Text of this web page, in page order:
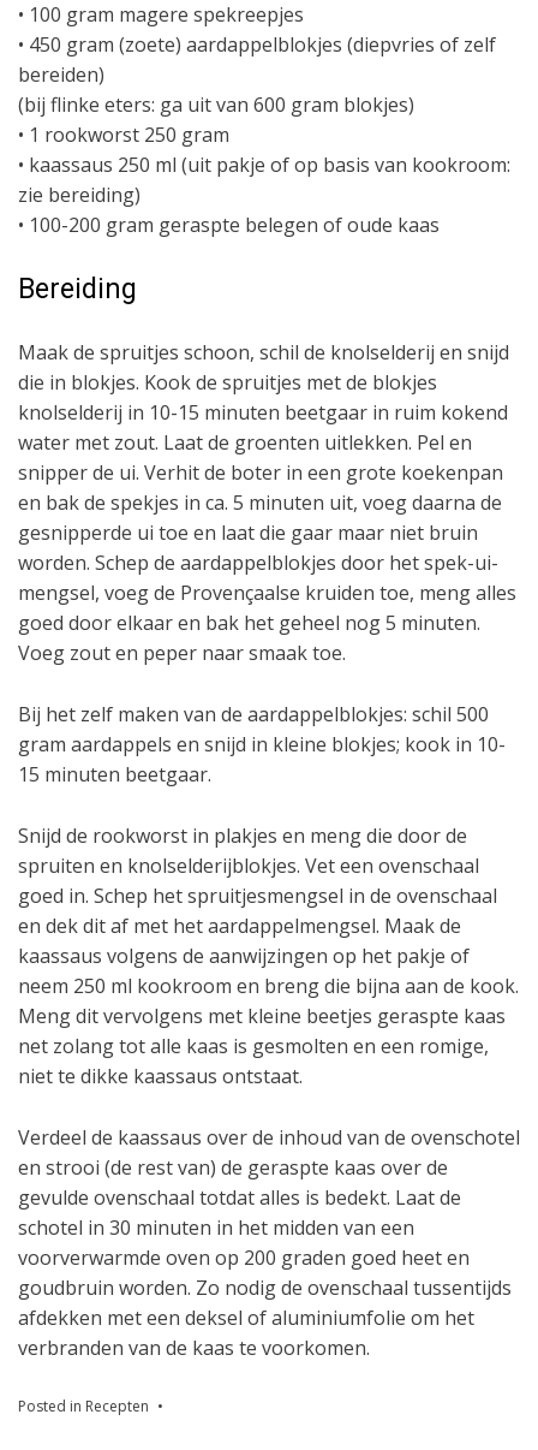
• 100 gram magere spekreepjes
• 450 gram (zoete) aardappelblokjes (diepvries of zelf
bereiden)
(bij flinke eters: ga uit van 600 gram blokjes)
• 1 rookworst 250 gram
• kaassaus 250 ml (uit pakje of op basis van kookroom:
zie bereiding)
• 100-200 gram geraspte belegen of oude kaas
Bereiding
Maak de spruitjes schoon, schil de knolselderij en snijd
die in blokjes. Kook de spruitjes met de blokjes
knolselderij in 10-15 minuten beetgaar in ruim kokend
water met zout. Laat de groenten uitlekken. Pel en
snipper de ui. Verhit de boter in een grote koekenpan
en bak de spekjes in ca. 5 minuten uit, voeg daarna de
gesnipperde ui toe en laat die gaar maar niet bruin
worden. Schep de aardappelblokjes door het spek-ui-
mengsel, voeg de Provençaalse kruiden toe, meng alles
goed door elkaar en bak het geheel nog 5 minuten.
Voeg zout en peper naar smaak toe.
Bij het zelf maken van de aardappelblokjes: schil 500
gram aardappels en snijd in kleine blokjes; kook in 10-
15 minuten beetgaar.
Snijd de rookworst in plakjes en meng die door de
spruiten en knolselderijblokjes. Vet een ovenschaal
goed in. Schep het spruitjesmengsel in de ovenschaal
en dek dit af met het aardappelmengsel. Maak de
kaassaus volgens de aanwijzingen op het pakje of
neem 250 ml kookroom en breng die bijna aan de kook.
Meng dit vervolgens met kleine beetjes geraspte kaas
net zolang tot alle kaas is gesmolten en een romige,
niet te dikke kaassaus ontstaat.
Verdeel de kaassaus over de inhoud van de ovenschotel
en strooi (de rest van) de geraspte kaas over de
gevulde ovenschaal totdat alles is bedekt. Laat de
schotel in 30 minuten in het midden van een
voorverwarmde oven op 200 graden goed heet en
goudbruin worden. Zo nodig de ovenschaal tussentijds
afdekken met een deksel of aluminiumfolie om het
verbranden van de kaas te voorkomen.
Posted in Recepten